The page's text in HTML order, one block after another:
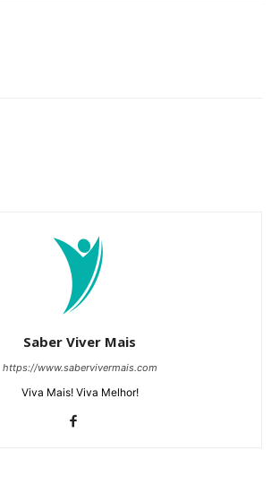
Saber Viver Mais
https://www.sabervivermais.com
Viva Mais! Viva Melhor!